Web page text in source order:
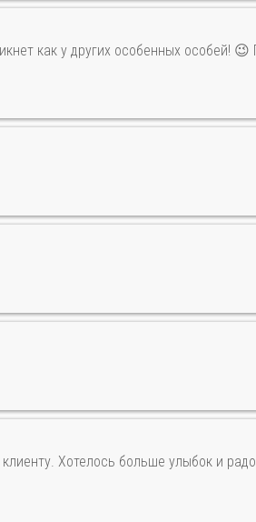
как у других особенных особей! 😉
Хотелось больше улыбок и